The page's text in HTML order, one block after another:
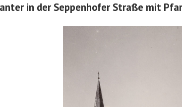
in der Seppenhofer Straße mit